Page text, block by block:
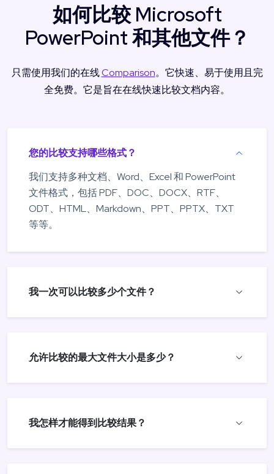
如何比较 Microsoft
PowerPoint 和其他文件？
只需使用我们的在线Comparison。它快速、易于使用且完
全免费。它是旨在在线快速比较文档内容。
您的比较支持哪些格式？
我们支持多种文档、Word、Excel 和 PowerPoint
文件格式，包括 PDF、DOC、DOCX、RTF、
ODT、HTML、Markdown、PPT、PPTX、TXT
等等。
我一次可以比较多少个文件？
允许比较的最大文件大小是多少？
我怎样才能得到比较结果？